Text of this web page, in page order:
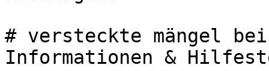
# versteckte mängel
Informationen &